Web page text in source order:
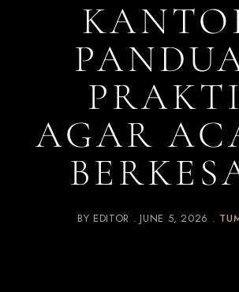
AGAR
BY EDITOR JUNE 5, 2026